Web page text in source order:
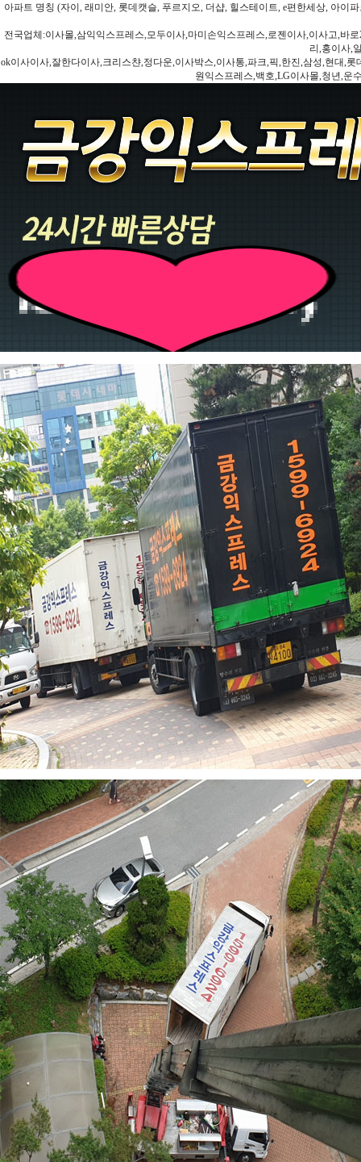
아파트 명칭 (자이, 래미안, 롯데캣슬, 푸르지오, 더샵, 힐스테이트, e편한세상, 아이
전국업체:이사몰,삼익익스프레스,모두이사,마미손익스프레스,로젠이사,이사고,바
리,홍이사,
ok이사이사,잘한다이사,크리스챤,정다운,이사박스,이사통,파크,픽,한진,삼성,현대,
원익스프레스,백호,LG이사몰,청년,운